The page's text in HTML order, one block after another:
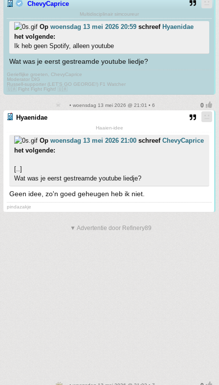
ChevyCaprice
Multidisciplinair simcoureur
Op woensdag 13 mei 2026 20:59 schreef Hyaenidae
het volgende:
Ik heb geen Spotify, alleen youtube
Wat was je eerst gestreamde youtube liedje?
Gerieflijke groeten, ChevyCaprice
Moderator DIG
Russell-supporter (LET'S GO GEORGE!) F1 Watcher
🇺🇦 Fight Fight Fight! 🇺🇦
• woensdag 13 mei 2026 @ 21:01 • 6
Hyaenidae
Haaien-idee
Op woensdag 13 mei 2026 21:00 schreef ChevyCaprice
het volgende:
[..]
Wat was je eerst gestreamde youtube liedje?
Geen idee, zo'n goed geheugen heb ik niet.
pindazakje
▼ Advertentie door Refinery89